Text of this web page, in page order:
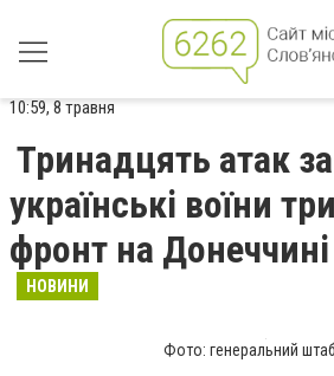
10:59, 8 травня
Тринадцять атак
українські воїни
фронт на
НОВИНИ
Фото: генеральний